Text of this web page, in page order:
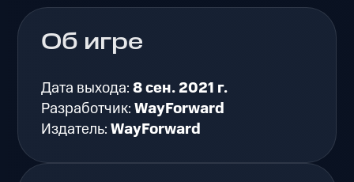
Об игре
Дата выхода:8 сен. 2021 г.
Разработчик:WayForward
Издатель:WayForward